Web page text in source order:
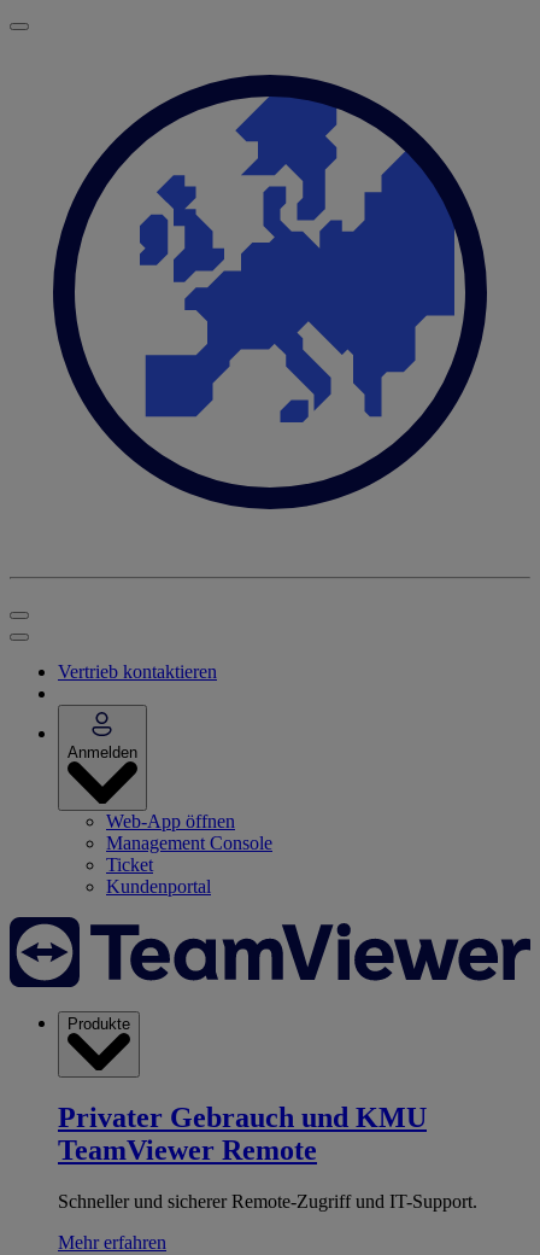
Vertrieb kontaktieren
Anmelden
Web-App öffnen
Management Console
Ticket
Kundenportal
Produkte
Privater Gebrauch und KMU
TeamViewer Remote
Schneller und sicherer Remote-Zugriff und IT-Support.
Mehr erfahren